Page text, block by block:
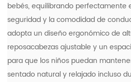
bebés, equilibrando perfectamente
seguridad y la comodidad de
adopta un diseño ergonómico de
reposacabezas ajustable y un
para que los niños puedan
sentado natural y relajado incluso